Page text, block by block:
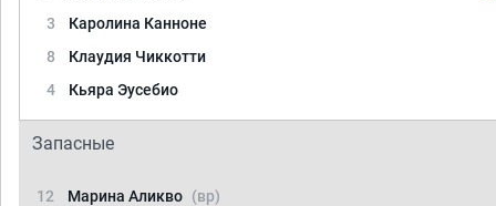
3
Каролина Канноне
8
Клаудия Чиккотти
4
Кьяра Эусебио
Запасные
12 Марина Аликво (вр)